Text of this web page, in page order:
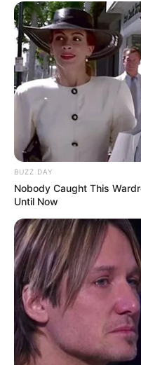
Das Wissen, das die
bei der Tier- und
Charles Darwin 1858
mussten die
lernen.
Quermania folgen:
Suchen:
BUZZ DAY
Nobody Caught This
Until Now